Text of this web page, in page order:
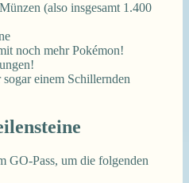
(also insgesamt 1.400
noch mehr Pokémon!
einem Schillernden
GO-Pass, um die folgenden